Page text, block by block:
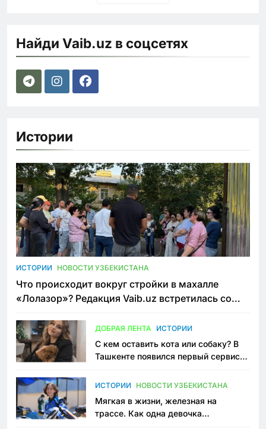
Найди Vaib.uz в соцсетях
Истории
ИСТОРИИ НОВОСТИ УЗБЕКИСТАНА
Что происходит вокруг стройки в махалле
«Лолазор»? Редакция Vaib.uz встретилась со
ДОБРАЯ ЛЕНТА ИСТОРИИ
С кем оставить кота или собаку? В
Ташкенте появился первый сервис
ИСТОРИИ НОВОСТИ УЗБЕКИСТАНА
Мягкая в жизни, железная на
трассе. Как одна девочка